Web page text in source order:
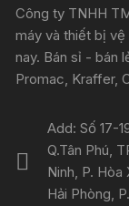
Công ty TNHH
máy và thiết bị vệ
nay. Bán sỉ - bán
Promac, Kraffer,
Add: Số 17-
Q.Tân Phú,
Ninh, P.
Hải Phòng,